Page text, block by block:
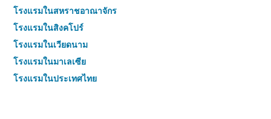
โรงแรมในสหราชอาณาจักร
โรงแรมในสิงคโปร์
โรงแรมในเวียดนาม
โรงแรมในมาเลเซีย
โรงแรมในประเทศไทย